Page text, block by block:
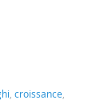
croissance